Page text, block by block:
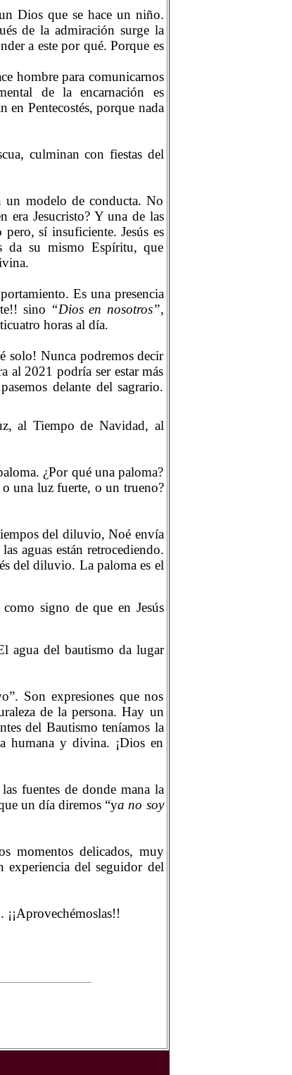
Dios que se hace un niño.
de la admiración surge la
a este por qué. Porque es
hombre para comunicarnos
de la encarnación es
en Pentecostés, porque nada
culminan con fiestas del
un modelo de conducta. No
era Jesucristo? Y una de las
pero, sí insuficiente. Jesús es
da su mismo Espíritu, que
Es una presencia
sino “Dios en nosotros”,
horas al día.
solo! Nunca podremos decir
al 2021 podría ser estar más
delante del sagrario.
al Tiempo de Navidad, al
¿Por qué una paloma?
una luz fuerte, o un trueno?
del diluvio, Noé envía
aguas están retrocediendo.
del diluvio. La paloma es el
signo de que en Jesús
agua del bautismo da lugar
Son expresiones que nos
de la persona. Hay un
del Bautismo teníamos la
humana y divina. ¡Dios en
fuentes de donde mana la
un día diremos “ya no soy
momentos delicados, muy
experiencia del seguidor del
¡¡Aprovechémoslas!!